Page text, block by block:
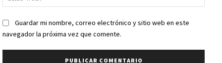
web:
Guardar mi nombre, correo electrónico y sitio web en este
navegador la próxima vez que comente.